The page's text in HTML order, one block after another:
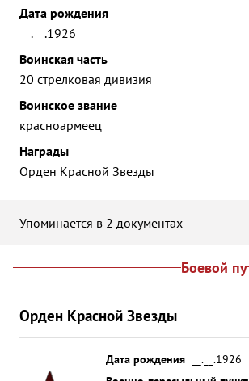
Дата рождения
__.__.1926
Воинская часть
20 стрелковая дивизия
Воинское звание
красноармеец
Награды
Орден Красной Звезды
Упоминается в 2 документах
Боевой
Орден Красной Звезды
Дата рождения
__.__.1926